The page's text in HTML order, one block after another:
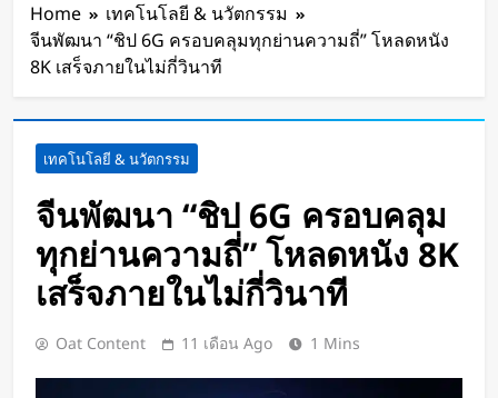
กวาดรายได้มากขึ้น 6 เท่า
4 ชั่วโมง Ago
เข้าแอป เปลี่ยนแฟนคลับให้เป็นผู้
สร้างคอนเทนต์
4 ชั่วโมง Ago
ทีมนักศึกษาจากเนเธอร์แลนด์เปิดตัว
Stella Juva รถพยาบาลพลังงานแสง
อาทิตย์คันแรกของโลก วิ่งไกลกว่า
700 กม.
24 ชั่วโมง Ago
เปิดตัว CMF Clip Pro หูฟังคลิปหนีบหู
รุ่นแรก! มาพร้อม Smart Dial บนเคส
ชั่วโมง
Spotify เพิ่มโหมดวิ่งใหม่ ปรับเพลง
ตามความเร็วและรูปแบบการฝึก
Home
เทคโนโลยี & นวัตกรรม
จีนพัฒนา “ชิป 6G ครอบคลุมทุกย่านความถี่” โหลดหนัง
8K เสร็จภายในไม่กี่วินาที
เทคโนโลยี & นวัตกรรม
จีนพัฒนา “ชิป 6G ครอบคลุม
ทุกย่านความถี่” โหลดหนัง 8K
เสร็จภายในไม่กี่วินาที
Oat Content 11 เดือน Ago 1 Mins